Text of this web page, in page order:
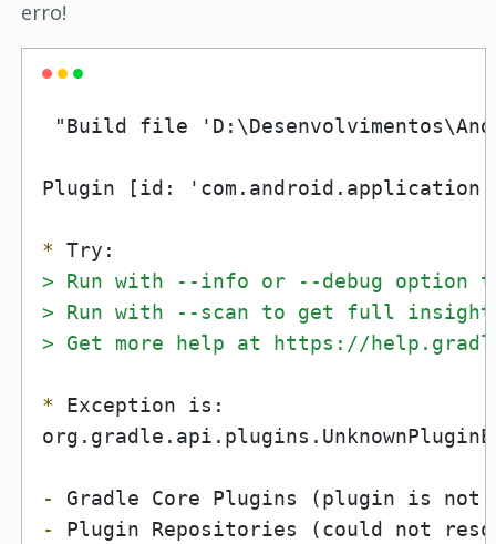
erro!
"Build file
Plugin [id:
*
> Run with --info or --debug option
> Run with --scan to get full
> Get more help at https://
* Exception is:
-
-
Plugin Repositories (could not